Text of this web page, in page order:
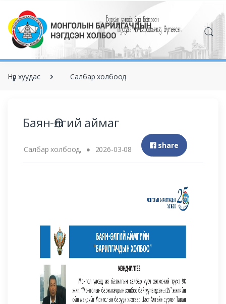
Нүүр хуудас Салбар холбоод
Баян-Өлгий аймаг
share
Салбар холбоод, 2026-03-08